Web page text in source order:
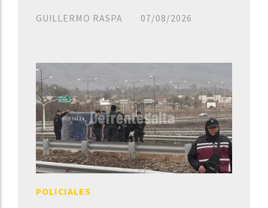
GUILLERMO RASPA 07/08/2026
POLICIALES